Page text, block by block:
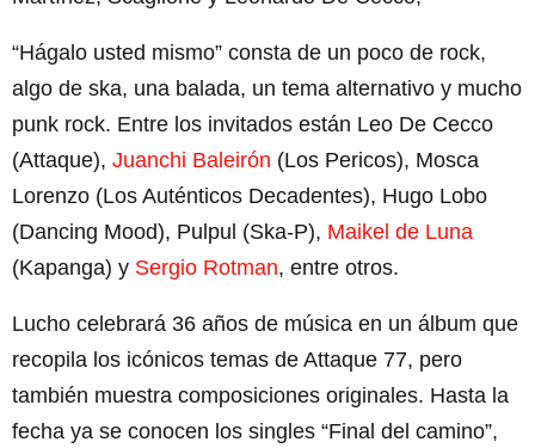
“Hágalo usted mismo” consta de un poco de rock,
algo de ska, una balada, un tema alternativo y mucho
punk rock. Entre los invitados están Leo De Cecco
(Attaque), Juanchi Baleirón (Los Pericos), Mosca
Lorenzo (Los Auténticos Decadentes), Hugo Lobo
(Dancing Mood), Pulpul (Ska-P), Maikel de Luna
(Kapanga) y Sergio Rotman, entre otros.
Lucho celebrará 36 años de música en un álbum que
recopila los icónicos temas de Attaque 77, pero
también muestra composiciones originales. Hasta la
fecha ya se conocen los singles “Final del camino”,